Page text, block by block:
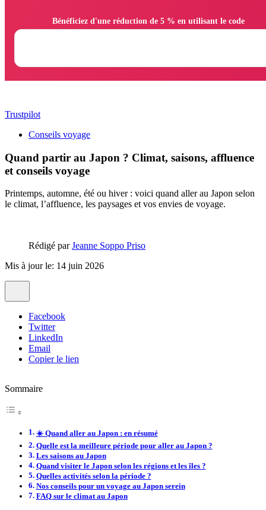
Trustpilot
Conseils voyage
Quand partir au Japon ? Climat, saisons, affluence
et conseils voyage
Printemps, automne, été ou hiver : voici quand aller au Japon selon
le climat, l’affluence, les paysages et vos envies de voyage.
Rédigé parJeanne Soppo Priso
Mis à jour le: 14 juin 2026
Facebook
Twitter
LinkedIn
Email
Copier le lien
Sommaire
☀️ Quand aller au Japon : en résumé
Quelle est la meilleure période pour aller au Japon ?
Les saisons au Japon
Quand visiter le Japon selon les régions et les îles ?
Quelles activités selon la période ?
Nos conseils pour un voyage au Japon serein
FAQ sur le climat au Japon